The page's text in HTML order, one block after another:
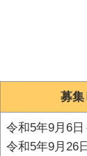
募集
令和5年9月6日
令和5年9月26日